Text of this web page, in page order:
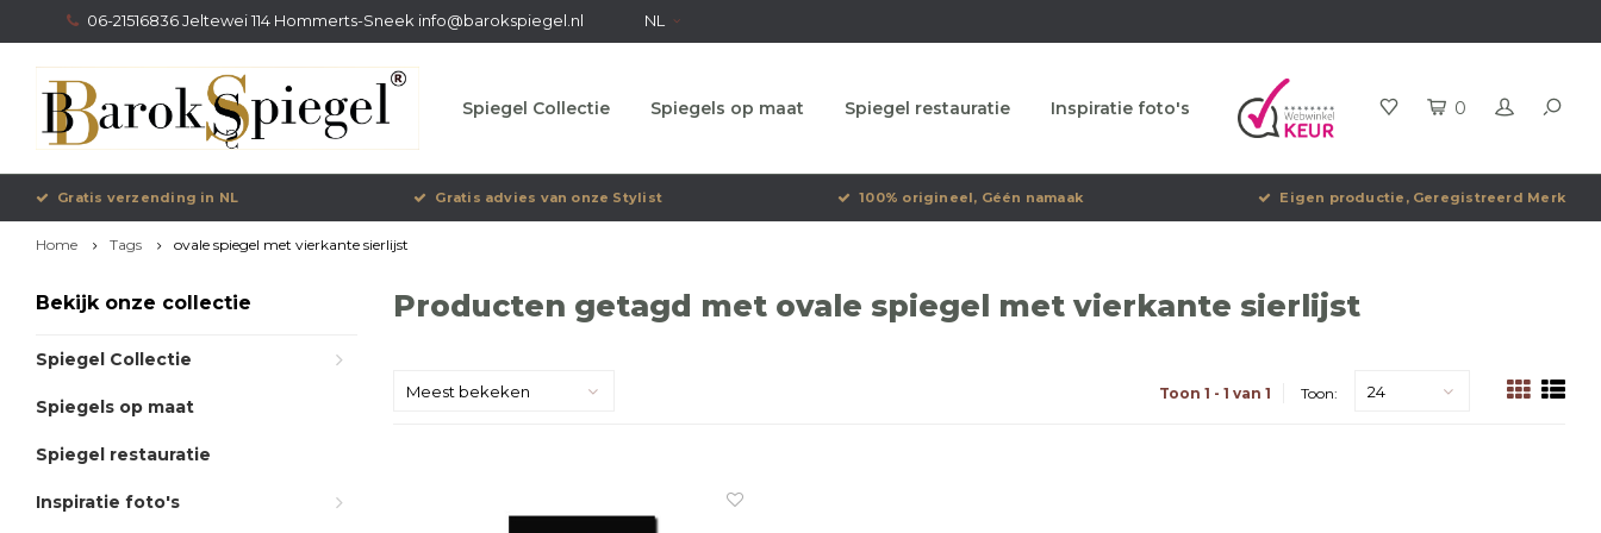
06-21516836 Jeltewei 114 Hommerts-Sneek info@barokspiegel.nl NL
Spiegel Collectie Spiegels op maat Spiegel restauratie Inspiratie foto's 0
Gratis verzending in NL Gratis advies van onze Stylist 100% origineel, Géén namaak Eigen productie, Geregistreerd Merk
Home Tags ovale spiegel met vierkante sierlijst
Bekijk onze collectie
Spiegel Collectie
Spiegels op maat
Spiegel restauratie
Inspiratie foto's
Producten getagd met ovale spiegel met vierkante sierlijst
Meest bekeken Toon 1 - 1 van 1 Toon: 24